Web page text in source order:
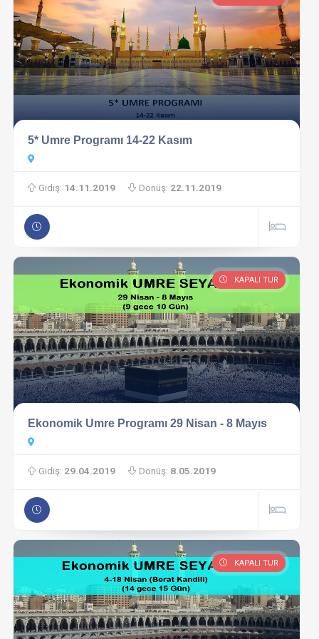
5* Umre Programı 14-22 Kasım
Gidiş: 14.11.2019 Dönüş: 22.11.2019
KAPALI TUR
Ekonomik Umre Programı 29 Nisan - 8 Mayıs
Gidiş: 29.04.2019 Dönüş: 8.05.2019
KAPALI TUR